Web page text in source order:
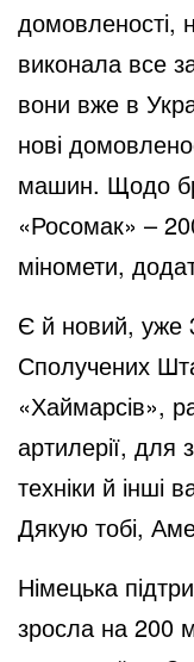
домовленості,
виконала все
вони вже в
нові
машин. Щодо
«Росомак» –
міномети,
Є й новий, уже
Сполучених
«Хаймарсів»,
артилерії, для
техніки й інші
Дякую тобі,
Німецька
зросла на 200